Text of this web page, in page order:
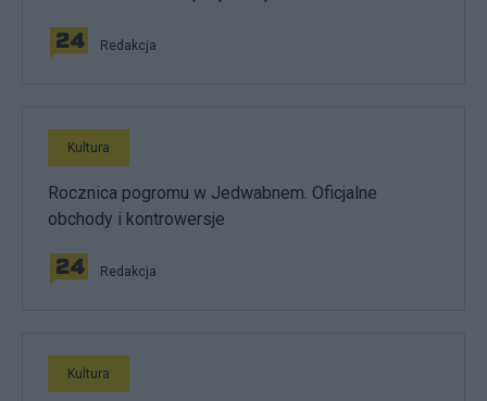
Redakcja
Kultura
Rocznica pogromu w Jedwabnem. Oficjalne
obchody i kontrowersje
Redakcja
Kultura